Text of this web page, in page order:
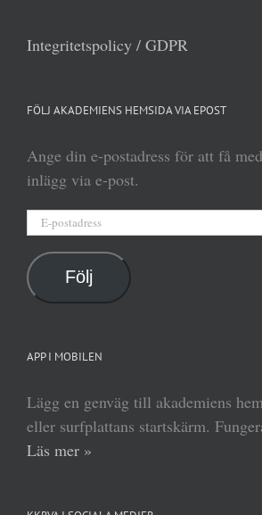
Integritetspolicy / GDPR
FÖLJ AKADEMIENS HEMSIDA VIA EPOST
Ange din e-postadress för att få
inlägg via e-post.
postadress
Följ
APP I MOBILEN
Lägg en genväg till akademiens
eller surfplattans startskärm.
Läs mer »